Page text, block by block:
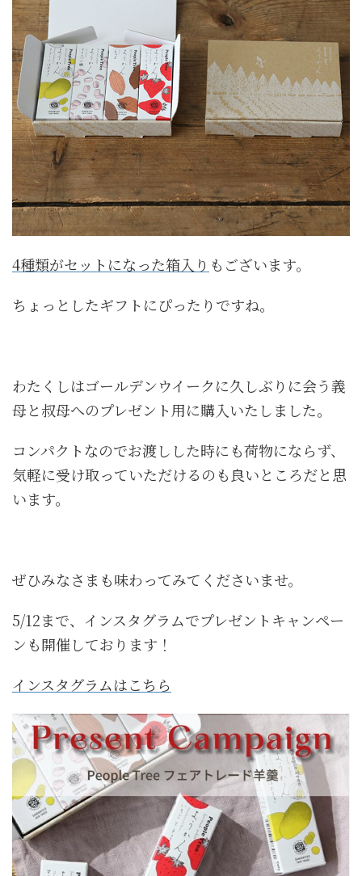
4種類がセットになった箱入り もございます。
ちょっとしたギフトにぴったりですね。
わたくしはゴールデンウイークに久しぶりに会う義
母と叔母へのプレゼント用に購入いたしました。
コンパクトなのでお渡しした時にも荷物にならず、
気軽に受け取っていただけるのも良いところだと思
います。
ぜひみなさまも味わってみてくださいませ。
5/12まで、インスタグラムでプレゼントキャンペー
ンも開催しております！
インスタグラムはこちら